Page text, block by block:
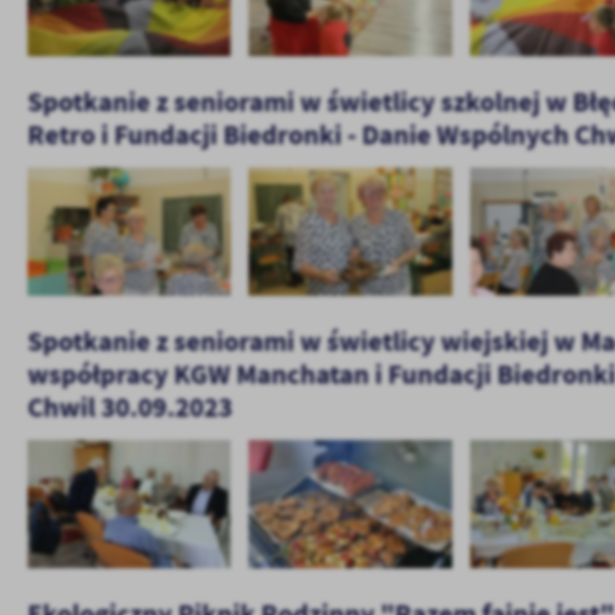
Spotkanie z seniorami w świetlicy szkolnej w
Retro i Fundacji Biedronki - Danie Wspólnych
Spotkanie z seniorami w świetlicy wiejskiej w
współpracy KGW Manchatan i Fundacji
Chwil 30.09.2023